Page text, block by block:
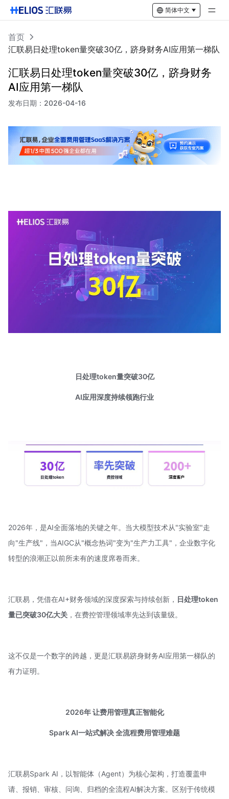
简体中文
首页
汇联易日处理token量突破30亿，跻身财务AI应用第一梯队
汇联易日处理token量突破30亿，跻身财务
AI应用第一梯队
发布日期： 2026-04-16
日处理token量突破30亿
AI应用深度持续领跑行业
2026年，是AI全面落地的关键之年。当大模型技术从"实验室"走
向"生产线"，当AIGC从"概念热词"变为"生产力工具"，企业数字化
转型的浪潮正以前所未有的速度席卷而来。
汇联易 ，凭借在AI+财务领域的深度探索与持续创新， 日处理token
量已突破30亿大关 ，在费控管理领域率先达到该量级。
这不仅是一个数字的跨越，更是汇联易跻身财务AI应用第一梯队的
有力证明。
2026年 让费用管理真正智能化
Spark AI一站式解决全流程费用管理难题
汇联易Spark AI，以智能体（Agent）为核心架构，打造覆盖申
请、报销、审核、问询、归档的全流程AI解决方案。区别于传统模